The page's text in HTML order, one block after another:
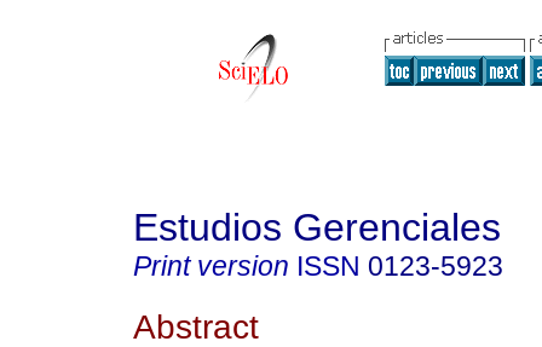
Estudios Gerenciales
Print version ISSN 0123-5923
Abstract